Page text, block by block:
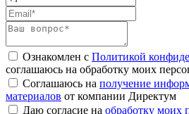
Ознакомлен с Политикой
соглашаюсь на обработку моих
Соглашаюсь на получение
материалов от компании Директум
Даю согласие на обработку моих